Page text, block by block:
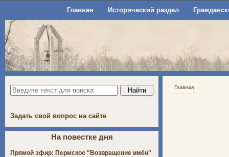
Главная Исторический раздел
Главная
Задать свой вопрос на сайте
На повестке дня
Прямой эфир: Пермское "Возвращение имён"